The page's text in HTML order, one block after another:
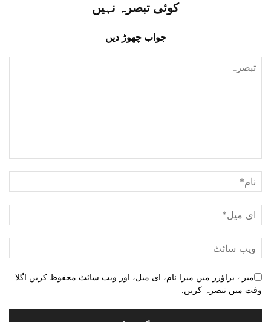
کوئی تبصرہ نہیں
جواب چھوڑ دیں
میرے براؤزر میں میرا نام، ای میل، اور ویب سائٹ محفوظ کریں اگلا
وقت میں تبصرہ کریں.